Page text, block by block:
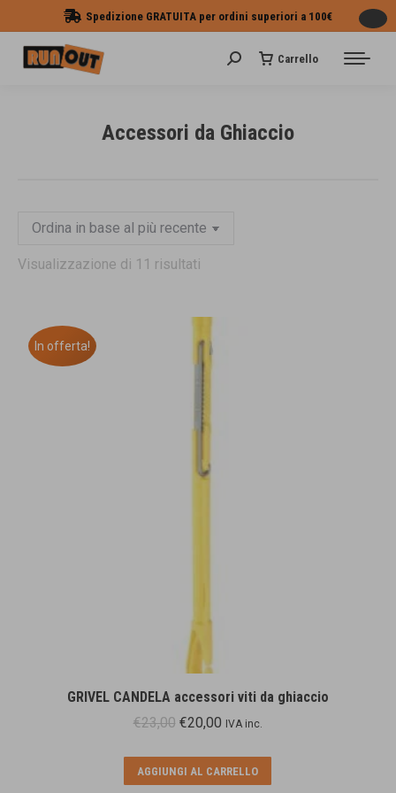
Spedizione GRATUITA per ordini superiori a 100€
Cerca: Carrello
Accessori da Ghiaccio
Visualizzazione di 11 risultati
più
recente
In offerta!
GRIVEL CANDELA accessori viti da ghiaccio
€23,00 Il
originale
era:
€20,00Il
attuale
è:
IVA inc.
AGGIUNGI AL CARRELLO